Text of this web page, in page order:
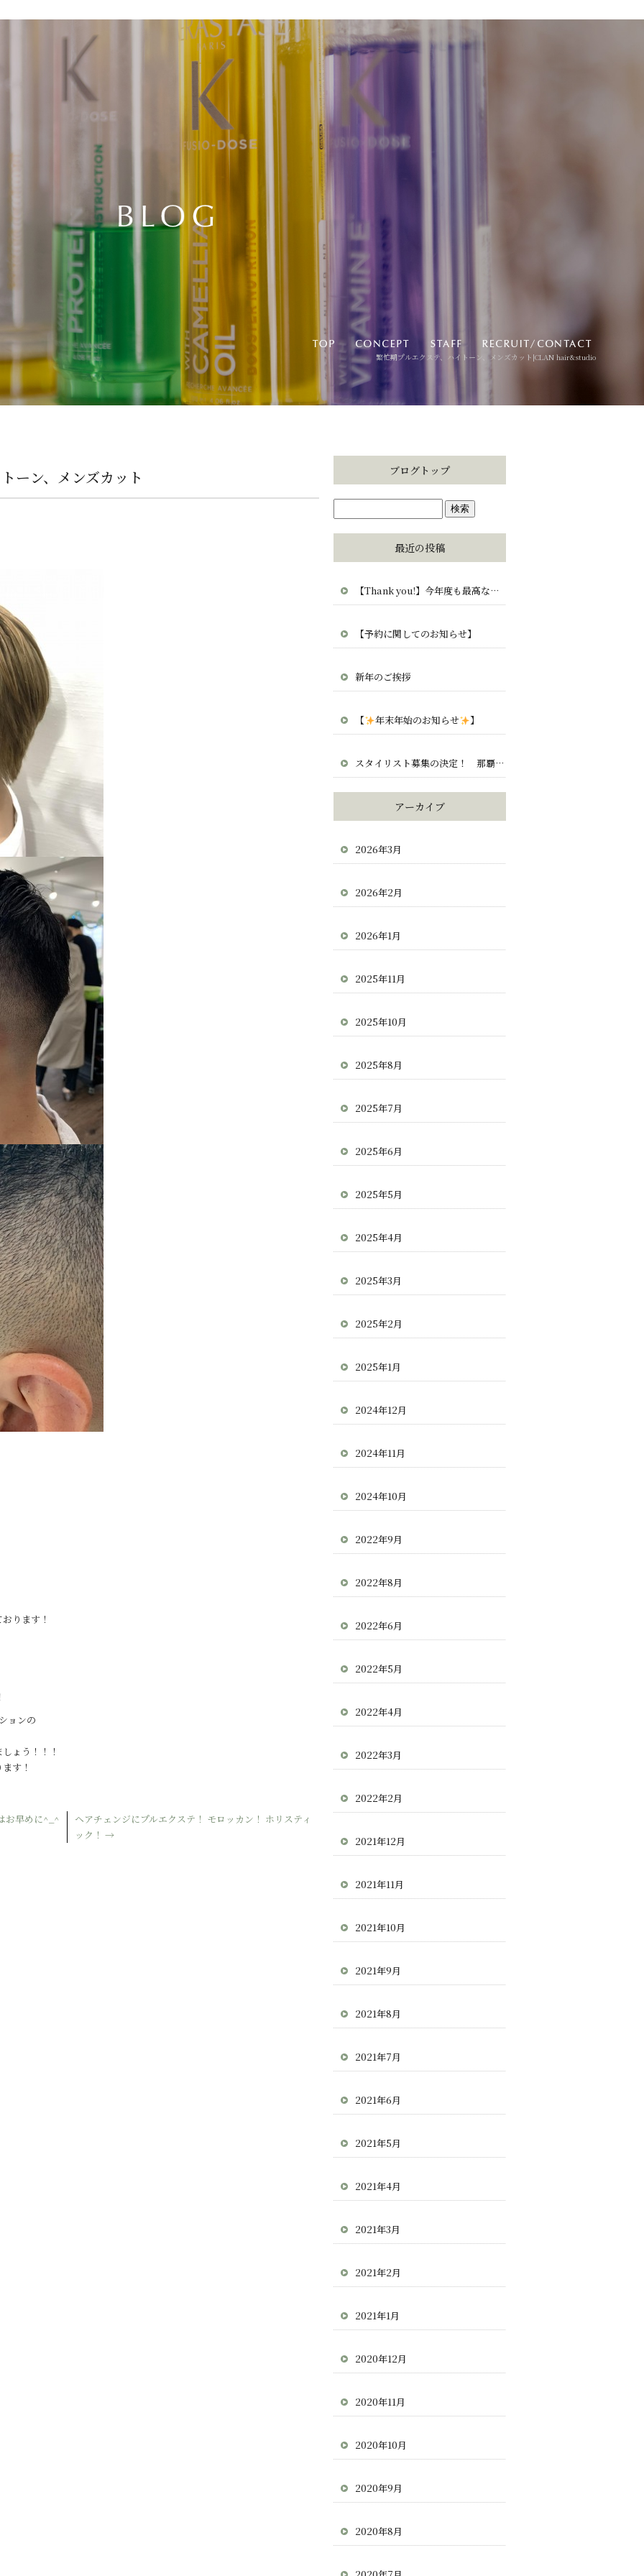
繁忙期プルエクステ、ハイトーン、メンズカット|CLAN hair&studio
ーン、メンズカット
ります！
ョンの
ょう！！！
す！
お早めに^_^
ヘアチェンジにプルエクステ！ モロッカン！ ホリスティ
ック！ →
ブログトップ
最近の投稿
【Thank you!】今年度も最高な毎日をありがとう。CLAN・clana・CUCUから愛を込めて。
【予約に関してのお知らせ】
新年のご挨拶
【 年末年始のお知らせ 】
スタイリスト募集の決定！ 那覇 宜野湾 北谷 求人 正社員 業務委託
アーカイブ
2026年3月
2026年2月
2026年1月
2025年11月
2025年10月
2025年8月
2025年7月
2025年6月
2025年5月
2025年4月
2025年3月
2025年2月
2025年1月
2024年12月
2024年11月
2024年10月
2022年9月
2022年8月
2022年6月
2022年5月
2022年4月
2022年3月
2022年2月
2021年12月
2021年11月
2021年10月
2021年9月
2021年8月
2021年7月
2021年6月
2021年5月
2021年4月
2021年3月
2021年2月
2021年1月
2020年12月
2020年11月
2020年10月
2020年9月
2020年8月